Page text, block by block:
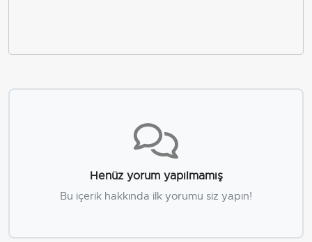
Henüz yorum yapılmamış
Bu içerik hakkında ilk yorumu siz yapın!